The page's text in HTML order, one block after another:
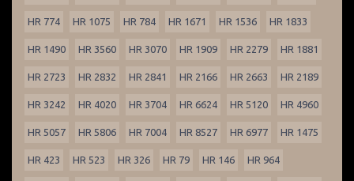
HR 774 HR 1075 HR 784 HR 1671 HR 1536 HR 1833
HR 1490 HR 3560 HR 3070 HR 1909 HR 2279 HR 1881
HR 2723 HR 2832 HR 2841 HR 2166 HR 2663 HR 2189
HR 3242 HR 4020 HR 3704 HR 6624 HR 5120 HR 4960
HR 5057 HR 5806 HR 7004 HR 8527 HR 6977 HR 1475
HR 423 HR 523 HR 326 HR 79 HR 146 HR 964